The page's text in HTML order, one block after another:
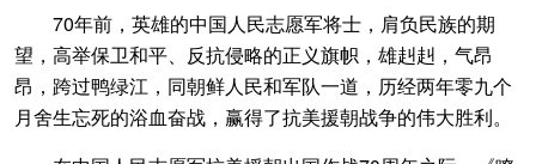
70年前，英雄的中国人民志愿军将士，肩负民族的期
望，高举保卫和平、反抗侵略的正义旗帜，雄赳赳，气昂
昂，跨过鸭绿江，同朝鲜人民和军队一道，历经两年零九个
月舍生忘死的浴血奋战，赢得了抗美援朝战争的伟大胜利。